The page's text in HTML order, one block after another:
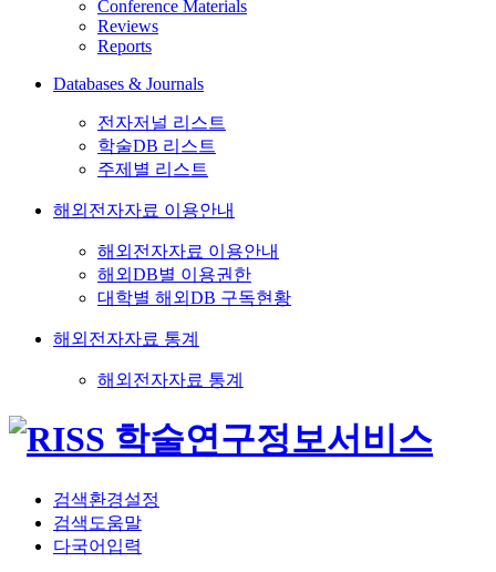
Conference Materials
Reviews
Reports
Databases & Journals
전자저널 리스트
학술DB 리스트
주제별 리스트
해외전자자료 이용안내
해외전자자료 이용안내
해외DB별 이용권한
대학별 해외DB 구독현황
해외전자자료 통계
해외전자자료 통계
검색환경설정
검색도움말
다국어입력